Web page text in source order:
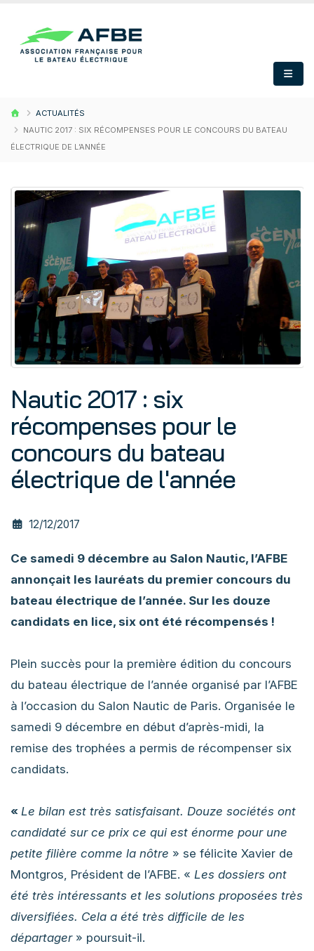
ACTUALITÉS
NAUTIC 2017 : SIX RÉCOMPENSES POUR LE CONCOURS DU BATEAU
ÉLECTRIQUE DE L’ANNÉE
Nautic 2017 : six
récompenses pour le
concours du bateau
électrique de l'année
12/12/2017
Ce samedi 9 décembre au Salon Nautic, l’AFBE
annonçait les lauréats du premier concours du
bateau électrique de l’année. Sur les douze
candidats en lice, six ont été récompensés !
Plein succès pour la première édition du concours
du bateau électrique de l’année organisé par l’AFBE
à l’occasion du Salon Nautic de Paris. Organisée le
samedi 9 décembre en début d’après-midi, la
remise des trophées a permis de récompenser six
candidats.
« Le bilan est très satisfaisant. Douze sociétés ont
candidaté sur ce prix ce qui est énorme pour une
petite filière comme la nôtre » se félicite Xavier de
Montgros, Président de l’AFBE. « Les dossiers ont
été très intéressants et les solutions proposées très
diversifiées. Cela a été très difficile de les
départager » poursuit-il.